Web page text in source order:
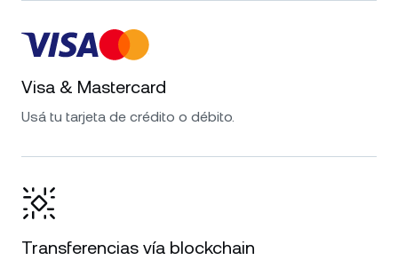
Visa & Mastercard
Usá tu tarjeta de crédito o débito.
Transferencias vía blockchain